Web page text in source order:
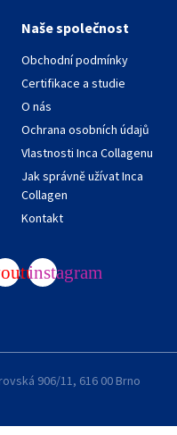
Naše společnost
Obchodní podmínky
Certifikace a studie
O nás
Ochrana osobních údajů
Vlastnosti Inca Collagenu
Jak správně užívat Inca
Collagen
Kontakt
instagram
906/11, 616 00 Brno